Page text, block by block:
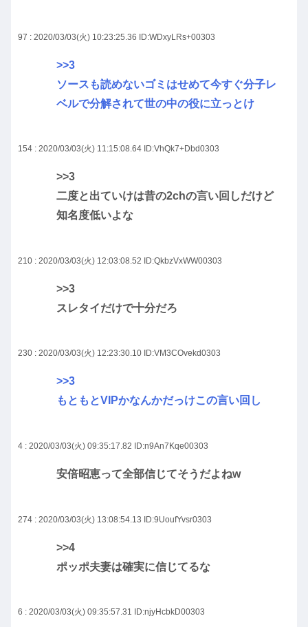
97 : 2020/03/03(火) 10:23:25.36 ID:WDxyLRs+00303
>>3
ソースも読めないゴミはせめて今すぐ分子レ
ベルで分解されて世の中の役に立っとけ
154 : 2020/03/03(火) 11:15:08.64 ID:VhQk7+Dbd0303
>>3
二度と出ていけは昔の2chの言い回しだけど
知名度低いよな
210 : 2020/03/03(火) 12:03:08.52 ID:QkbzVxWW00303
>>3
スレタイだけで十分だろ
230 : 2020/03/03(火) 12:23:30.10 ID:VM3COvekd0303
>>3
もともとVIPかなんかだっけこの言い回し
4 : 2020/03/03(火) 09:35:17.82 ID:n9An7Kqe00303
安倍昭恵って全部信じてそうだよねw
274 : 2020/03/03(火) 13:08:54.13 ID:9UoufYvsr0303
>>4
ポッポ夫妻は確実に信じてるな
6 : 2020/03/03(火) 09:35:57.31 ID:njyHcbkD00303